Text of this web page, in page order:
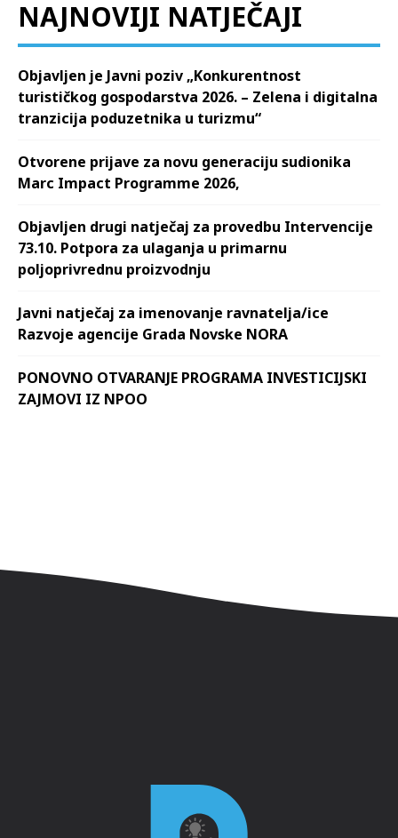
NAJNOVIJI NATJEČAJI
Objavljen je Javni poziv „Konkurentnost
turističkog gospodarstva 2026. – Zelena i digitalna
tranzicija poduzetnika u turizmu“
Otvorene prijave za novu generaciju sudionika
Marc Impact Programme 2026,
Objavljen drugi natječaj za provedbu Intervencije
73.10. Potpora za ulaganja u primarnu
poljoprivrednu proizvodnju
Javni natječaj za imenovanje ravnatelja/ice
Razvoje agencije Grada Novske NORA
PONOVNO OTVARANJE PROGRAMA INVESTICIJSKI
ZAJMOVI IZ NPOO